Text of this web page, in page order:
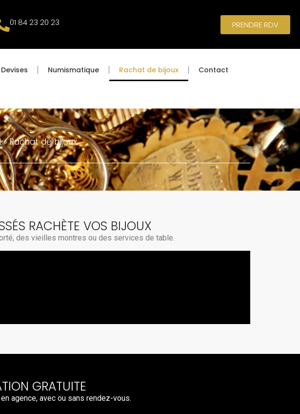
01 84 23 20 23 PRENDRE RDV
Devises Numismatique Rachat de bijoux Contact
»Rachat de bijoux
RACHÈTE VOS BIJOUX
des vieilles montres ou des services de table.
GRATUITE
agence, avec ou sans rendez-vous.